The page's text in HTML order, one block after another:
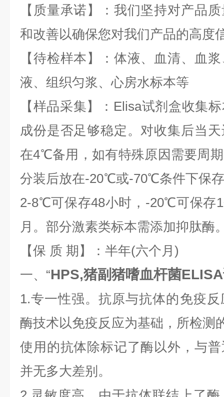
【质量承诺】：我们坚持对产品
和改善以确保您对我们产品的高度
【待检样本】：体液、血清、血
液、组织匀浆、心房水标本等
【样品采集】：Elisa试剂盒收集
成份是否足够稳定。对收集后当
在4℃备用，如有特殊原因需要周
分装后放在-20℃或-70℃条件下保
2-8℃可保存48小时，-20℃可保存
月。部分激素类标本需添加抑肽酶
【保 质 期】：半年(六个月)
一、“HPS,猪副猪嗜血杆菌
1.专一性强。抗原与抗体的免疫
酶技术以免疫反应为基础，所检测
使用的抗体除标记了酶以外，与
并无多大差别。